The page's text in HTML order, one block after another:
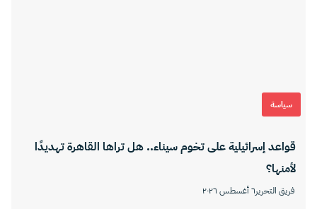
سياسة
قواعد إسرائيلية على تخوم سيناء.. هل تراها القاهرة تهديدًا
لأمنها؟
فريق التحرير٦ أغسطس ٢٠٢٦